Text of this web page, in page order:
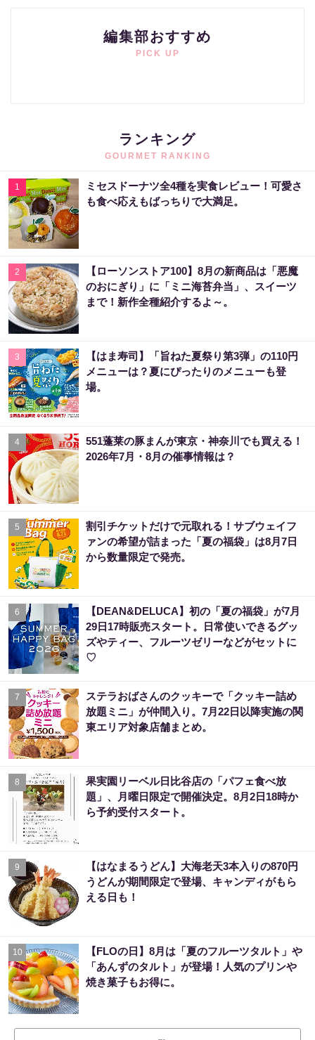
編集部おすすめ
PICK UP
ランキング
GOURMET RANKING
1
ミセスドーナツ全4種を実食レビュー！可愛さ
も食べ応えもばっちりで大満足。
2
【ローソンストア100】8月の新商品は「悪魔
のおにぎり」に「ミニ海苔弁当」、スイーツ
まで！新作全種紹介するよ～。
3
【はま寿司】「旨ねた夏祭り第3弾」の110円
メニューは？夏にぴったりのメニューも登
場。
4
551蓬莱の豚まんが東京・神奈川でも買える！
2026年7月・8月の催事情報は？
5
割引チケットだけで元取れる！サブウェイフ
ァンの希望が詰まった「夏の福袋」は8月7日
から数量限定で発売。
6
【DEAN&DELUCA】初の「夏の福袋」が7月
29日17時販売スタート。日常使いできるグッ
ズやティー、フルーツゼリーなどがセットに
♡
7
ステラおばさんのクッキーで「クッキー詰め
放題ミニ」が仲間入り。7月22日以降実施の関
東エリア対象店舗まとめ。
8
果実園リーベル日比谷店の「パフェ食べ放
題」、月曜日限定で開催決定。8月2日18時か
ら予約受付スタート。
9
【はなまるうどん】大海老天3本入りの870円
うどんが期間限定で登場、キャンディがもら
える日も！
10
【FLOの日】8月は「夏のフルーツタルト」や
「あんずのタルト」が登場！人気のプリンや
焼き菓子もお得に。